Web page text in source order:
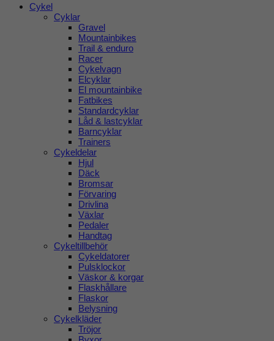
Cykel
Cyklar
Gravel
Mountainbikes
Trail & enduro
Racer
Cykelvagn
Elcyklar
El mountainbike
Fatbikes
Standardcyklar
Låd & lastcyklar
Barncyklar
Trainers
Cykeldelar
Hjul
Däck
Bromsar
Förvaring
Drivlina
Växlar
Pedaler
Handtag
Cykeltillbehör
Cykeldatorer
Pulsklockor
Väskor & korgar
Flaskhållare
Flaskor
Belysning
Cykelkläder
Tröjor